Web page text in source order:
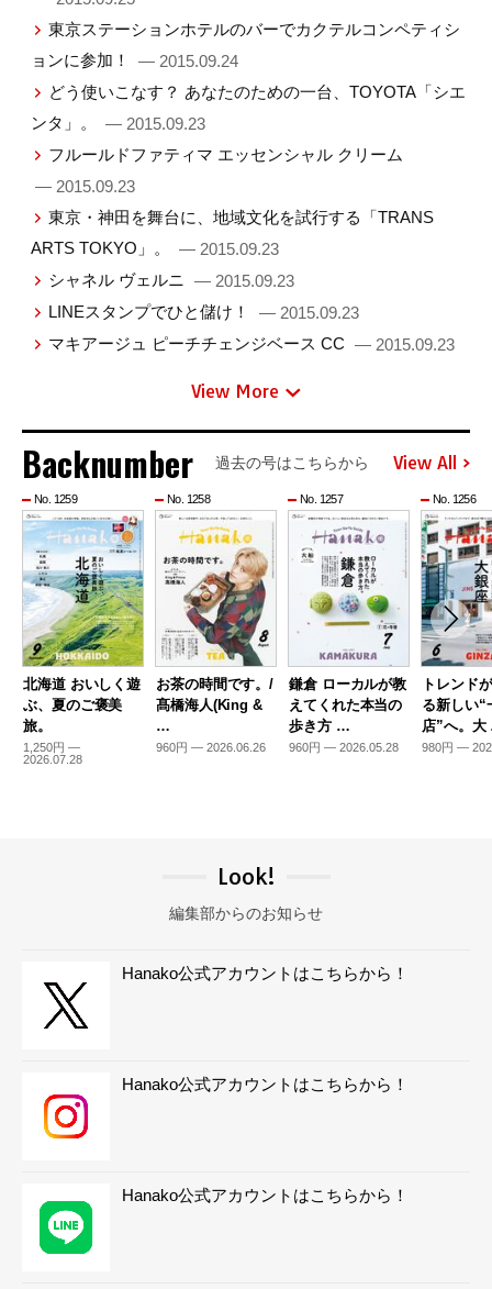
東京ステーションホテルのバーでカクテルコンペティシ
ョンに参加！
— 2015.09.24
どう使いこなす？ あなたのための一台、TOYOTA「シエ
ンタ」。
— 2015.09.23
フルールドファティマ エッセンシャル クリーム
— 2015.09.23
東京・神田を舞台に、地域文化を試行する「TRANS
ARTS TOKYO」。
— 2015.09.23
シャネル ヴェルニ — 2015.09.23
LINEスタンプでひと儲け！
— 2015.09.23
マキアージュ ピーチチェンジベース CC — 2015.09.23
View More
Backnumber 過去の号はこちらから View All
No. 1259
北海道 おいしく遊
ぶ、夏のご褒美
旅。
1,250円 —
2026.07.28
No. 1258
お茶の時間です。/
髙橋海人(King &
…
960円 — 2026.06.26
No. 1257
鎌倉 ローカルが教
えてくれた本当の
歩き方 …
960円 — 2026.05.28
No. 1256
トレンド
る新しい“
店”へ。
980円 —
Look!
編集部からのお知らせ
Hanako公式アカウントはこちらから！
Hanako公式アカウントはこちらから！
Hanako公式アカウントはこちらから！